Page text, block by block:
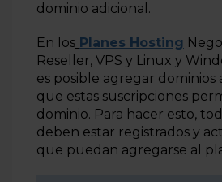
dominio adicional.
En los Planes Hosting
Reseller, VPS y Linux y
es posible agregar dominios
que estas suscripciones
dominio. Para hacer esto,
deben estar registrados y
que puedan agregarse al